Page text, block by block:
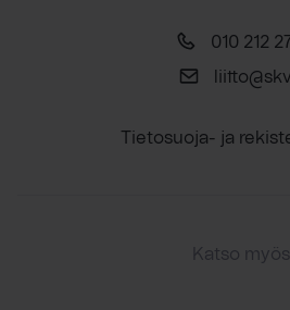
010 212
Tietosuoja- ja
Katso myös: